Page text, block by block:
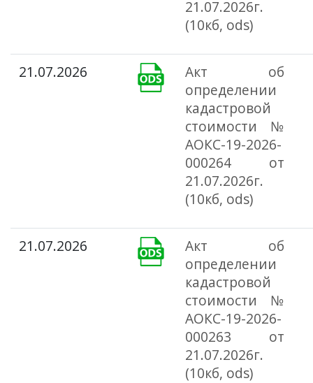
21.07.2026г.
(10кб, ods)
21.07.2026
Акт об
определении
кадастровой
стоимости №
АОКС-19-2026-
000264 от
21.07.2026г.
(10кб, ods)
21.07.2026
Акт об
определении
кадастровой
стоимости №
АОКС-19-2026-
000263 от
21.07.2026г.
(10кб, ods)